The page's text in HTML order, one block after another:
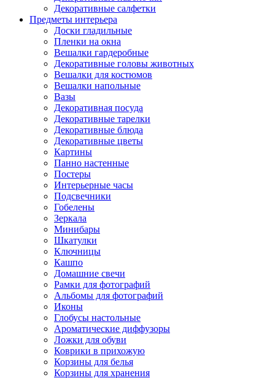
Декоративные салфетки
Предметы интерьера
Доски гладильные
Пленки на окна
Вешалки гардеробные
Декоративные головы животных
Вешалки для костюмов
Вешалки напольные
Вазы
Декоративная посуда
Декоративные тарелки
Декоративные блюда
Декоративные цветы
Картины
Панно настенные
Постеры
Интерьерные часы
Подсвечники
Гобелены
Зеркала
Минибары
Шкатулки
Ключницы
Кашпо
Домашние свечи
Рамки для фотографий
Альбомы для фотографий
Иконы
Глобусы настольные
Ароматические диффузоры
Ложки для обуви
Коврики в прихожую
Корзины для белья
Корзины для хранения